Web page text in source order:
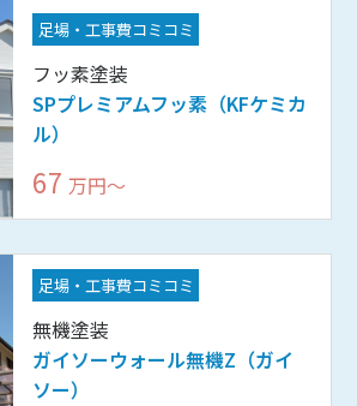
足場・工事費コミコミ
フッ素塗装
SPプレミアムフッ素（KFケミカ
ル）
67 万円〜
足場・工事費コミコミ
無機塗装
ガイソーウォール無機Z（ガイ
ソー）